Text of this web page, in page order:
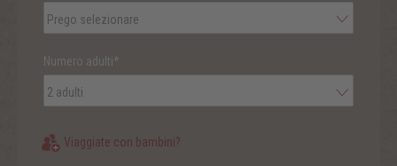
Prego selezionare
Numero adulti*
2 adulti
Viaggiate con bambini?